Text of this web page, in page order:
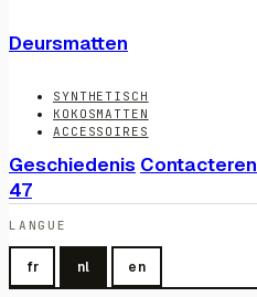
Deursmatten
SYNTHETISCH
KOKOSMATTEN
ACCESSOIRES
Geschiedenis Contacteren
47
LANGUE
fr nl en